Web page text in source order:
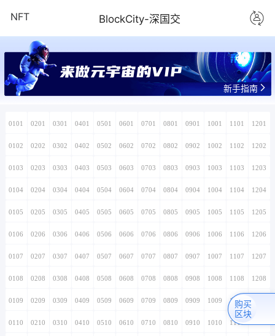
NFT BlockCity-深国交
来做元宇宙的VIP
新手指南
0101 0201 0301 0401 0501 0601 0701 0801 0901 1001 1101 1201
0102 0202 0302 0402 0502 0602 0702 0802 0902 1002 1102 1202
0103 0203 0303 0403 0503 0603 0703 0803 0903 1003 1103 1203
0104 0204 0304 0404 0504 0604 0704 0804 0904 1004 1104 1204
0105 0205 0305 0405 0505 0605 0705 0805 0905 1005 1105 1205
0106 0206 0306 0406 0506 0606 0706 0806 0906 1006 1106 1206
0107 0207 0307 0407 0507 0607 0707 0807 0907 1007 1107 1207
0108 0208 0308 0408 0508 0608 0708 0808 0908 1008 1108 1208
0109 0209 0309 0409 0509 0609 0709 0809 0909 1009 1109
0110 0210 0310 0410 0510 0610 0710 0810 0910 1010 1110
购买
区块